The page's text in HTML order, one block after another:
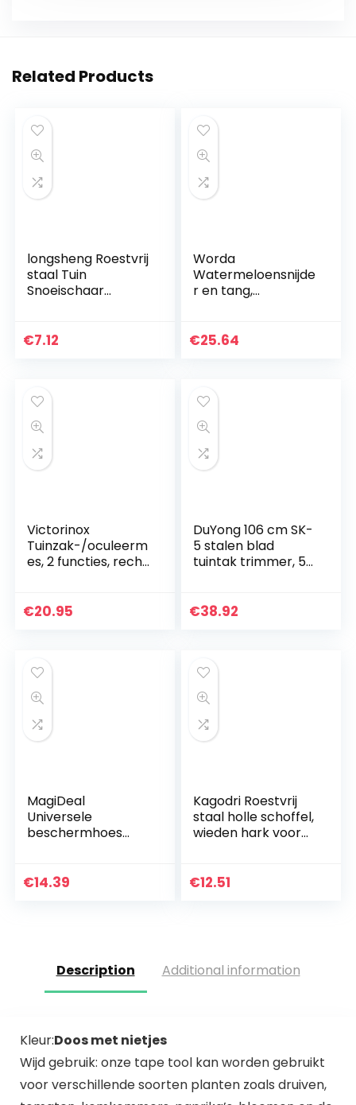
Related Products
longsheng Roestvrij
staal Tuin
Snoeischaar
Fruit Tak Scharen
€7.12
Worda
Watermeloensnijde
r en tang,
sleufgereedschap
€25.64
Victorinox
Tuinzak-/oculeerm
es, 2 functies, recht
€20.95
DuYong 106 cm SK-
5 stalen blad
tuintak trimmer, 5
trimmer Oranje
€38.92
MagiDeal
Universele
beschermhoes
transparant, van
€14.39
Kagodri Roestvrij
staal holle schoffel,
wieden hark voor
boerderij tuinieren
€12.51
Description Additional information
Kleur:Doos met nietjes
Wijd gebruik: onze tape tool kan worden gebruikt
voor verschillende soorten planten zoals druiven,